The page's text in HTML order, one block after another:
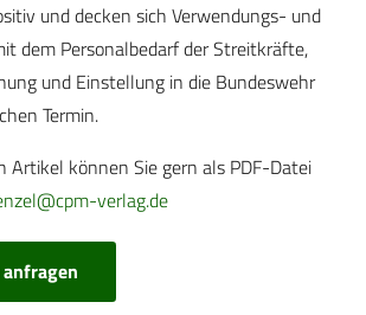
und decken sich Verwendungs- und
dem Personalbedarf der Streitkräfte,
und Einstellung in die Bundeswehr
Termin.
Artikel können Sie gern als PDF-Datei
verlag.de